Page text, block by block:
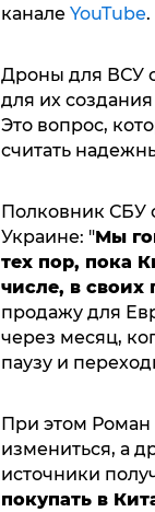
канале YouTube.
Дроны для ВСУ
для их
Это вопрос,
считать
Полковник СБУ
Украине: "Мы
тех пор, пока
числе, в своих
продажу для
через месяц,
паузу и
При этом Роман
измениться, а
источники
покупать в